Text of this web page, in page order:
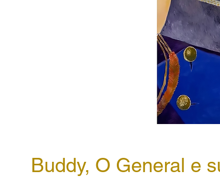
Buddy, O General e